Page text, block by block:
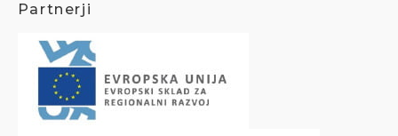
Partnerji